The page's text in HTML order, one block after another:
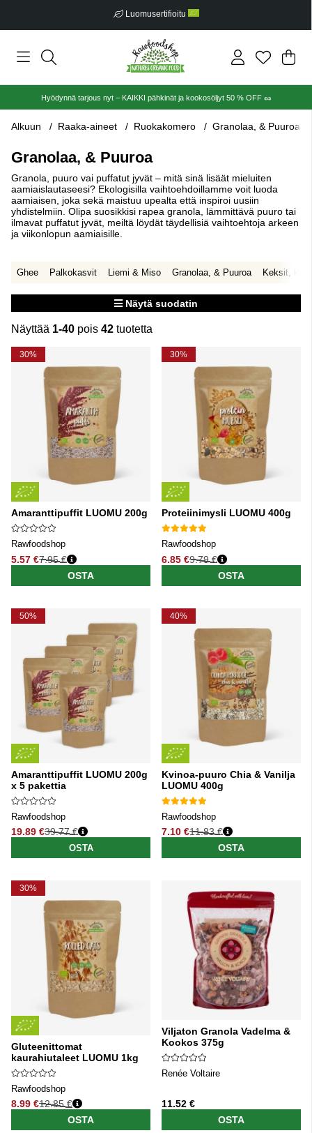
Ilmainen toimitus alkaen €30
.
Hyödynnä tarjous nyt – KAIKKI pähkinät ja kookosöljyt 50 % OFF 🥜
Alkuun Raaka-aineet Ruokakomero Granolaa, & Puuroa
Granolaa, & Puuroa
Granola, puuro vai puffatut jyvät – mitä sinä lisäät mieluiten
aamiaislautaseesi? Ekologisilla vaihtoehdoillamme voit luoda
aamiaisen, joka sekä maistuu upealta että inspiroi uusiin
yhdistelmiin. Olipa suosikkisi rapea granola, lämmittävä puuro tai
ilmavat puffatut jyvät, meiltä löydät täydellisiä vaihtoehtoja arkeen
ja viikonlopun aamiaisille.
Ghee Palkokasvit Liemi & Miso Granolaa, & Puuroa Keksit,
Näytä suodatin
Näyttää 1-40 pois 42 tuotetta
Tuotteet
30%
Amaranttipuffit LUOMU 200g
Rawfoodshop
5.57 €
Normaali hinta
7.95 €
OSTA
30%
Proteiinimysli LUOMU 400g
Rawfoodshop
6.85 €
Normaali hinta
9.79 €
OSTA
50%
Amaranttipuffit LUOMU 200g
x 5 pakettia
Rawfoodshop
19.89 €
Normaali hinta
39.77 €
OSTA
40%
Kvinoa-puuro Chia & Vanilja
LUOMU 400g
Rawfoodshop
7.10 €
Normaali hinta
11.83 €
OSTA
30%
Gluteenittomat
kaurahiutaleet LUOMU 1kg
Rawfoodshop
8.99 €
Normaali hinta
12.85 €
OSTA
Viljaton Granola Vadelma &
Kookos 375g
Renée Voltaire
11.52 €
OSTA